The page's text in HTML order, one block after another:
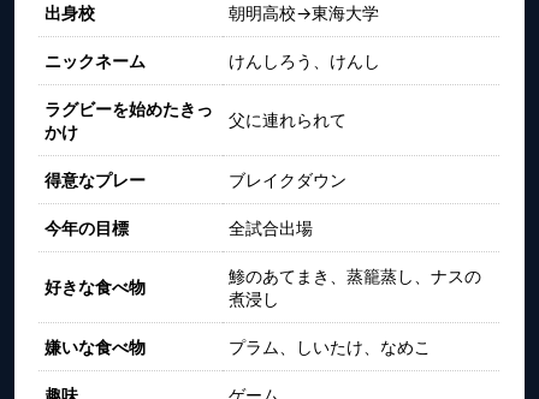
出身校 朝明高校→東海大学
ニックネーム けんしろう、けんし
ラグビーを始めたきっ
かけ
父に連れられて
得意なプレー ブレイクダウン
今年の目標 全試合出場
好きな食べ物
鯵のあてまき、蒸籠蒸し、ナスの
煮浸し
嫌いな食べ物 プラム、しいたけ、なめこ
趣味 ゲーム